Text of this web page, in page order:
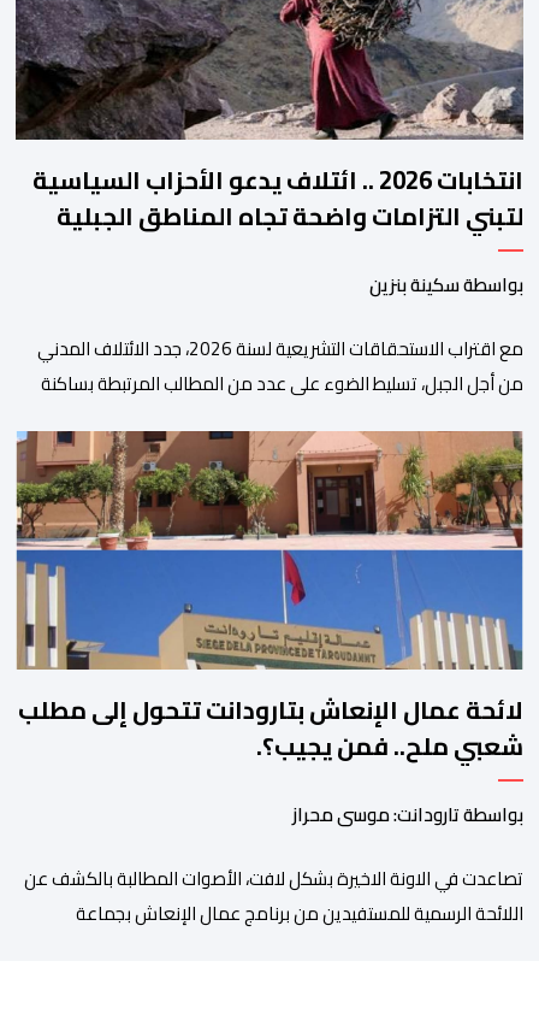
انتخابات 2026 .. ائتلاف يدعو الأحزاب السياسية
لتبني التزامات واضحة تجاه المناطق الجبلية
بواسطة سكينة بنزين
مع اقتراب الاستحقاقات التشريعية لسنة 2026، جدد الائتلاف المدني
من أجل الجبل، تسليط الضوء على عدد من المطالب المرتبطة بساكنة
فيها الأحزاب السياسية، إلى ادراج 10 التزامات ضمن برامجها الانتخابية
المنتظرة، في إطار تعاقد سياسي مع المناطق الجبلية والانتقال من
الوعود الانتخابية إلى التزامات عملية […]
لائحة عمال الإنعاش بتارودانت تتحول إلى مطلب
شعبي ملح.. فمن يجيب؟.
بواسطة تارودانت: موسى محراز
تصاعدت في الاونة الاخيرة بشكل لافت، الأصوات المطالبة بالكشف عن
اللائحة الرسمية للمستفيدين من برنامج عمال الإنعاش بجماعة